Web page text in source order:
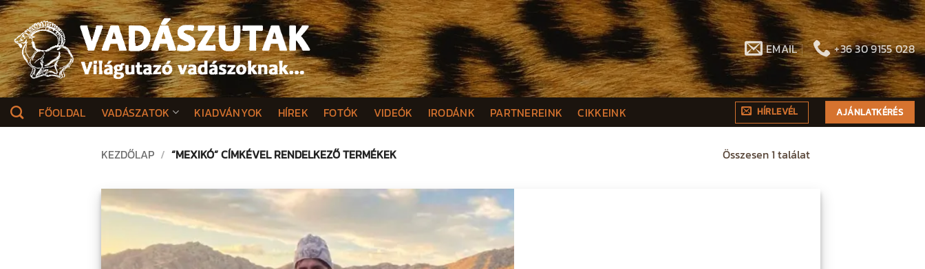
Skip
to
content
EMAIL +36 30 9155 028
FŐOLDAL VADÁSZATOK KIADVÁNYOK HÍREK FOTÓK VIDEÓK IRODÁNK PARTNEREINK CIKKEINK HÍRLEVÉL AJÁNLATKÉRÉS
KEZDŐLAP / “MEXIKÓ” CÍMKÉVEL RENDELKEZŐ TERMÉKEK Összesen 1 találat